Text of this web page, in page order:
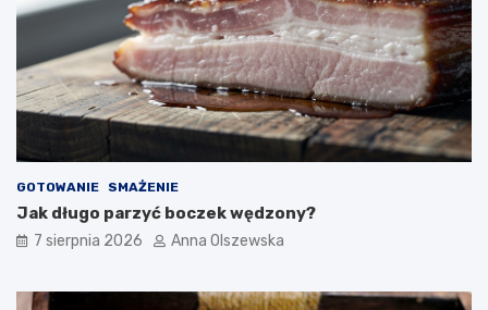
m
r
d
o
n
w
c
z
e
GOTOWANIE SMAŻENIE
Jak długo parzyć boczek wędzony?
7 sierpnia 2026 Anna Olszewska